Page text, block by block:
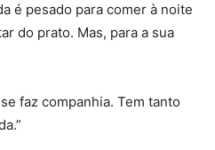
é pesado para comer à noite
do prato. Mas, para a sua
faz companhia. Tem tanto